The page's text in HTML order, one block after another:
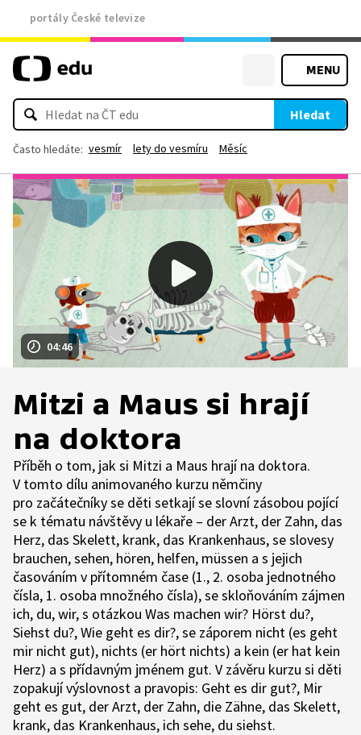
portály České televize
MENU
Hledat
Často hledáte: vesmír lety do vesmíru Měsíc
04:46
Mitzi a Maus si hrají
na doktora
Příběh o tom, jak si Mitzi a Maus hrají na doktora.
V tomto dílu animovaného kurzu němčiny
pro začátečníky se děti setkají se slovní zásobou pojící
se k tématu návštěvy u lékaře – der Arzt, der Zahn, das
Herz, das Skelett, krank, das Krankenhaus, se slovesy
brauchen, sehen, hören, helfen, müssen a s jejich
časováním v přítomném čase (1., 2. osoba jednotného
čísla, 1. osoba množného čísla), se skloňováním zájmen
ich, du, wir, s otázkou Was machen wir? Hörst du?,
Siehst du?, Wie geht es dir?, se záporem nicht (es geht
mir nicht gut), nichts (er hört nichts) a kein (er hat kein
Herz) a s přídavným jménem gut. V závěru kurzu si děti
zopakují výslovnost a pravopis: Geht es dir gut?, Mir
geht es gut, der Arzt, der Zahn, die Zähne, das Skelett,
krank, das Krankenhaus, ich sehe, du siehst.